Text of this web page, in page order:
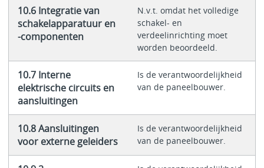
10.6 Integratie van
schakelapparatuur en
-componenten
N.v.t. omdat het volledige
schakel- en
verdeelinrichting moet
worden beoordeeld.
10.7 Interne
elektrische circuits en
aansluitingen
Is de verantwoordelijkheid
van de paneelbouwer.
10.8 Aansluitingen
voor externe geleiders
Is de verantwoordelijkheid
van de paneelbouwer.